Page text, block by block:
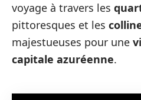
voyage à travers les
pittoresques et les
majestueuses pour une
capitale azuréenne.